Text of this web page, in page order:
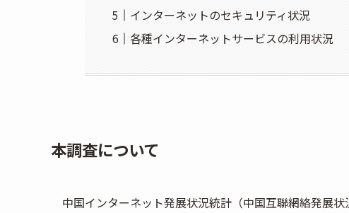
インターネットのセキュリティ状況
各種インターネットサービスの利用状況
本調査について
中国インターネット発展状況統計（中国互聯網絡発展